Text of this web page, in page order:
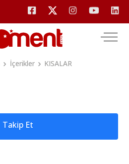
İçerikler KISALAR
Takip Et